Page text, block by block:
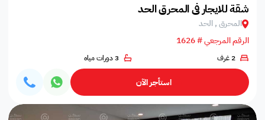
شقة للايجار في المحرق الحد
المحرق , الحد
الرقم المرجعي # 1626
2 غرف 3 دورات مياه
استأجر الآن